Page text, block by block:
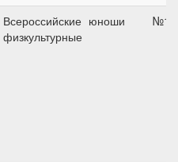
Всероссийские
физкультурные
юноши